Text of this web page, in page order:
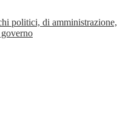
politici, di amministrazione,